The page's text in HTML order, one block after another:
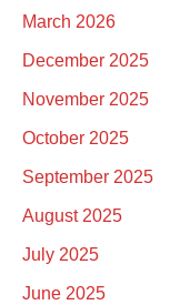
March 2026
December 2025
November 2025
October 2025
September 2025
August 2025
July 2025
June 2025